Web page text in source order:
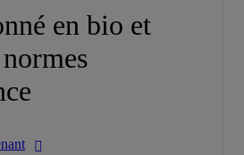
en bio et